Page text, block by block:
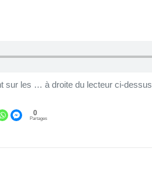
sur les … à droite du lecteur ci-
0
Partages